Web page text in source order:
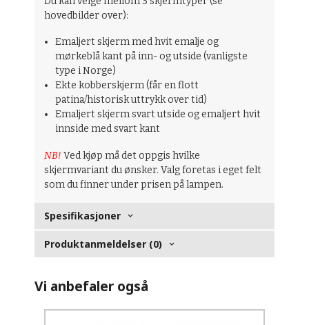
hovedbilder over):
Emaljert skjerm med hvit emalje og
mørkeblå kant på inn- og utside (vanligste
type i Norge)
Ekte kobberskjerm (får en flott
patina/historisk uttrykk over tid)
Emaljert skjerm svart utside og emaljert hvit
innside med svart kant
NB! Ved kjøp må det oppgis hvilke
skjermvariant du ønsker. Valg foretas i eget felt
som du finner under prisen på lampen.
Spesifikasjoner
Produktanmeldelser (0)
Vi anbefaler også